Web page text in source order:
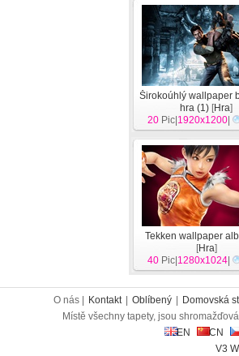
Širokoúhlý wallpaper
hra (1) [Hra]
20 Pic| 1920x1200
Tekken wallpaper
[Hra]
40 Pic| 1280x1024
O nás | Kontakt Oblíbený
Domovská
Místě všechny tapety, jsou
EN
CN
V3